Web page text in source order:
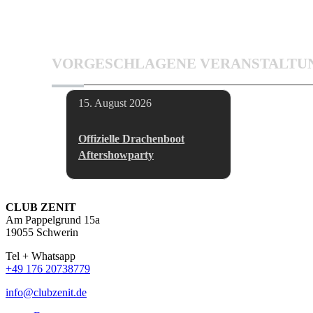
VORGESCHLAGENE
15. August 2026
Offizielle Drachenboot
Aftershowparty
CLUB ZENIT
Am Pappelgrund 15a
19055 Schwerin
Tel + Whatsapp
+49 176 20738779
info@clubzenit.de